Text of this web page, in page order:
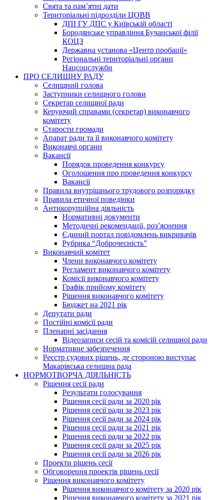
Свята та пам’ятні дати
Територіальні підрозділи ЦОВВ
ДПІ ГУ ДПС у Київській області
Бородянське управління Бучанської філії
КОЦЗ
Державна установа «Центр пробації»
Регіональні територіальні органи
Нацсоцслужби
ПРО СЕЛИЩНУ РАДУ
Селищний голова
Заступники селищного голови
Секретар селищної ради
Керуючий справами (секретар) виконавчого
комітету
Старости громади
Апарат ради та її виконавчого комітету
Виконавчі органи
Вакансії
Порядок проведення конкурсу
Оголошення про проведення конкурсу
Вакансії
Правила внутрішнього трудового розпорядку
Правила етичної поведінки
Антикорупційна діяльність
Нормативні документи
Методичні рекомендації, роз’яснення
Єдиний портал повідомлень викривачів
Рубрика “Доброчесність”
Виконавчий комітет
Члени виконавчого комітету
Регламент виконавчого комітету
Комісії виконавчого комітету
Графік прийому комітету
Рішення виконавчого комітету
Бюджет на 2021 рік
Депутати ради
Постійні комісії ради
Пленарні засідання
Відеозаписи сесій та комісій селищної ради
Нормативне забезпечення
Реєстр судових рішень, де стороною виступає
Макарівська селищна рада
НОРМОТВОРЧА ДІЯЛЬНІСТЬ
Рішення сесії ради
Результати голосування
Рішення сесії ради за 2020 рік
Рішення сесії ради за 2023 рік
Рішення сесії ради за 2024 рік
Рішення сесії ради за 2021 рік
Рішення сесії ради за 2022 рік
Рішення сесії ради за 2025 рік
Рішення сесії ради за 2026 рік
Проекти рішень сесії
Обговорення проектів рішень сесії
Рішення виконавчого комітету
Рішення виконавчого комітету за 2020 рік
Рішення виконавчого комітету за 2021 рік